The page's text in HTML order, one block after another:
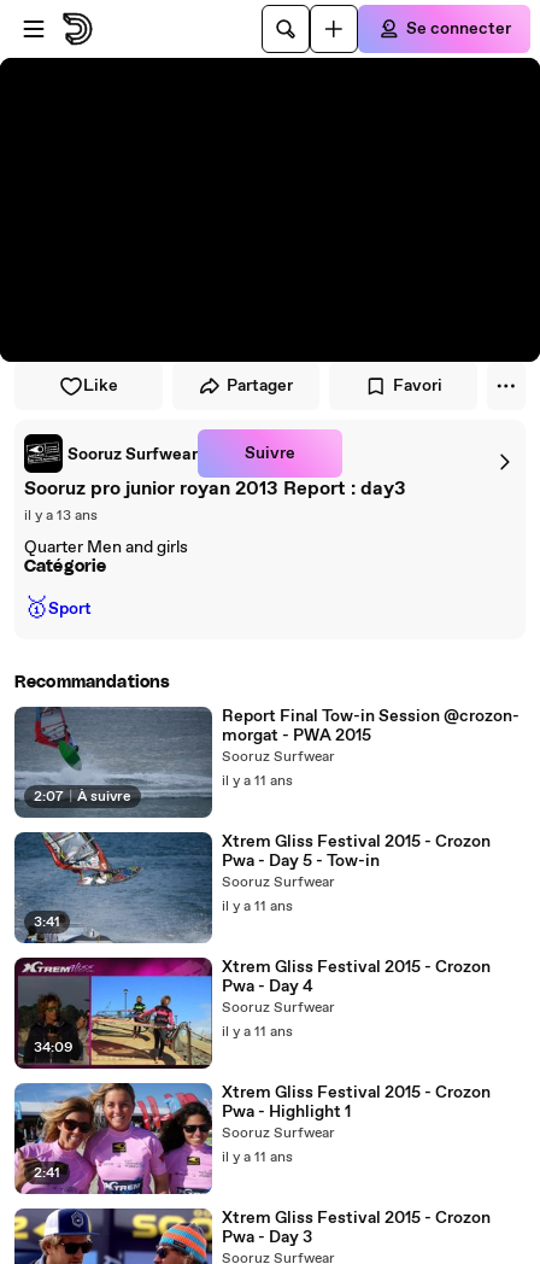
Passer au player
Passer au contenu principal
Se connecter
Like Partager Favori
Sooruz Surfwear Suivre
Sooruz pro junior royan 2013 Report : day3
il y a 13 ans
Quarter Men and girls
Catégorie
🥇Sport
Recommandations
2:07 | À suivre
Report Final Tow-in Session @crozon-
morgat - PWA 2015
Sooruz Surfwear
il y a 11 ans
3:41
Xtrem Gliss Festival 2015 - Crozon
Pwa - Day 5 - Tow-in
Sooruz Surfwear
il y a 11 ans
34:09
Xtrem Gliss Festival 2015 - Crozon
Pwa - Day 4
Sooruz Surfwear
il y a 11 ans
2:41
Xtrem Gliss Festival 2015 - Crozon
Pwa - Highlight 1
Sooruz Surfwear
il y a 11 ans
Xtrem Gliss Festival 2015 - Crozon
Pwa - Day 3
Sooruz Surfwear